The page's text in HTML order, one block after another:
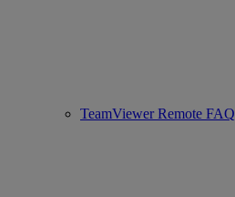
TeamViewer Remote FAQ